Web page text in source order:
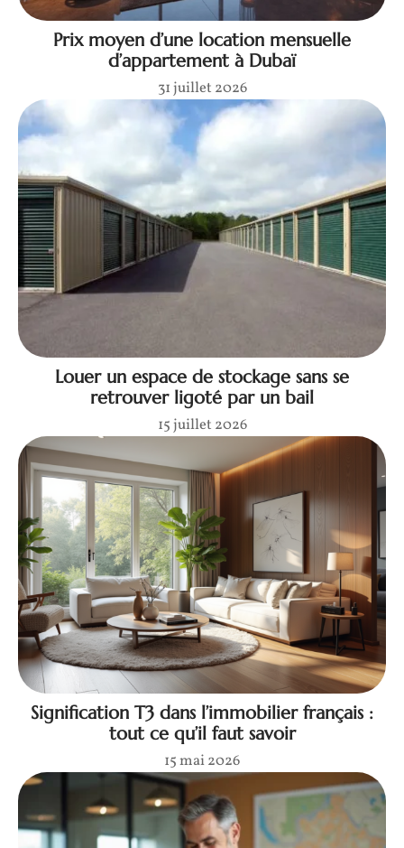
Prix moyen d’une location mensuelle
d’appartement à Dubaï
31 juillet 2026
Louer un espace de stockage sans se
retrouver ligoté par un bail
15 juillet 2026
Signification T3 dans l’immobilier français :
tout ce qu’il faut savoir
15 mai 2026